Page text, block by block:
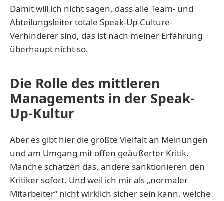
Damit will ich nicht sagen, dass alle Team- und
Abteilungsleiter totale Speak-Up-Culture-
Verhinderer sind, das ist nach meiner Erfahrung
überhaupt nicht so.
Die Rolle des mittleren
Managements in der Speak-
Up-Kultur
Aber es gibt hier die größte Vielfalt an Meinungen
und am Umgang mit offen geäußerter Kritik.
Manche schätzen das, andere sanktionieren den
Kritiker sofort. Und weil ich mir als „normaler
Mitarbeiter“ nicht wirklich sicher sein kann, welche